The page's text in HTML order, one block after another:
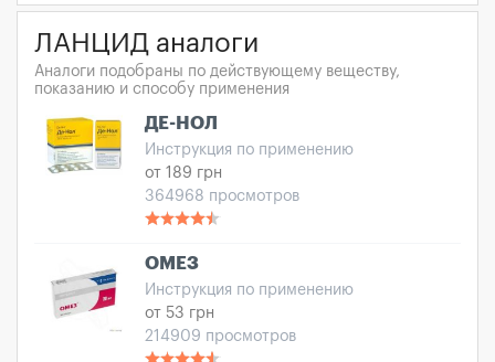
ЛАНЦИД аналоги
Аналоги подобраны по действующему веществу,
показанию и способу применения
ДЕ-НОЛ
Инструкция по применению
от 189 грн
364968 просмотров
ОМЕЗ
Инструкция по применению
от 53 грн
214909 просмотров